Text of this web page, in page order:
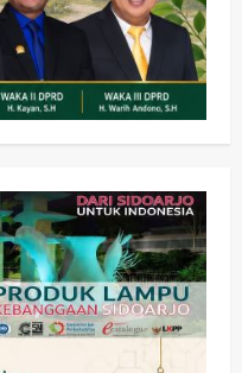
Tender Proyek RSUD
Beranikah CV Tiga
Pertaruhkan
Juta?
5 Agustus 2026
Atas Rumput Sintetis: